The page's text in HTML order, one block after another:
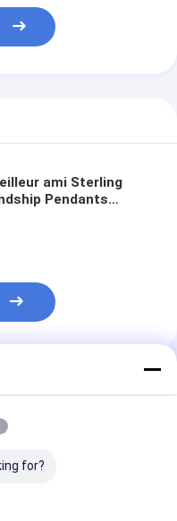
ami Sterling
Pendants
for?